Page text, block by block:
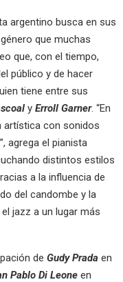
argentino busca en sus
que muchas
que, con el tiempo,
público y de hacer
tiene entre sus
y Erroll Garner. “En
artística con sonidos
agrega el pianista
distintos estilos
a la influencia de
del candombe y la
jazz a un lugar más
de Gudy Prada en
Pablo Di Leone en